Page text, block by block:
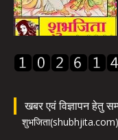
खबर एवं विज्ञापन हेतु
शुभजिता(shubhjita.com)